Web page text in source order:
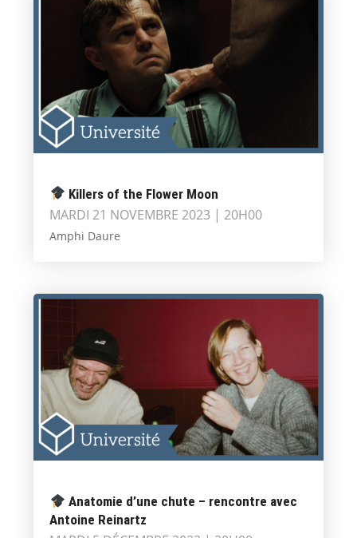
Killers of the Flower Moon
MARDI 21 NOVEMBRE 2023 | 20H00
Amphi Daure
Anatomie d’une chute – rencontre avec
Antoine Reinartz